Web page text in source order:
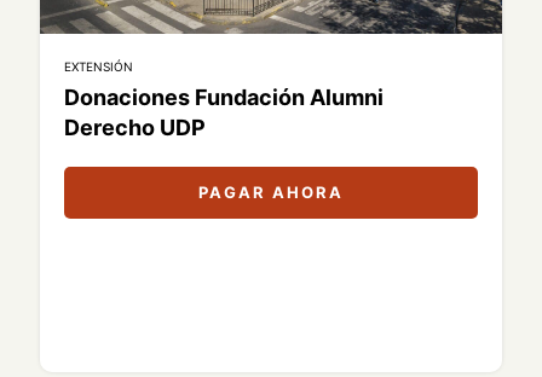
EXTENSIÓN
Donaciones Fundación Alumni
Derecho UDP
PAGAR AHORA